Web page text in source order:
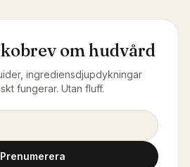
om hudvård
ingrediensdjupdykningar
fungerar. Utan fluff.
Prenumerera